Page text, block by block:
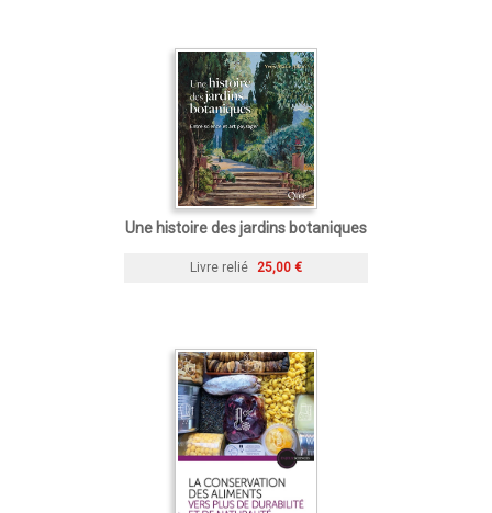
Une histoire des jardins botaniques
Livre relié 25,00 €